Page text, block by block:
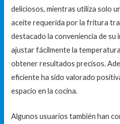
deliciosos, mientras utiliza solo
aceite requerida por la fritura
destacado la conveniencia de
ajustar fácilmente la
obtener resultados precisos.
eficiente ha sido valorado
espacio en la cocina.
Algunos usuarios también han